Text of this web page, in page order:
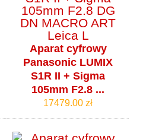
Aparat cyfrowy
Panasonic LUMIX
S1R II + Sigma
105mm F2.8 ...
17479.00 zł